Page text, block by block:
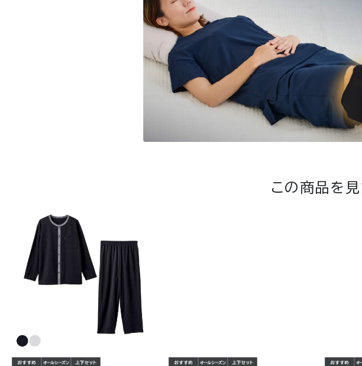
この商品を